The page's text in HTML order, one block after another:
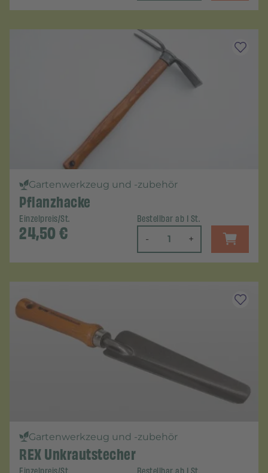
Gartenwerkzeug und -zubehör
Pflanzhacke
Einzelpreis/St.
24,50€
Bestellbar ab 1 St.
- +
Gartenwerkzeug und -zubehör
REX Unkrautstecher